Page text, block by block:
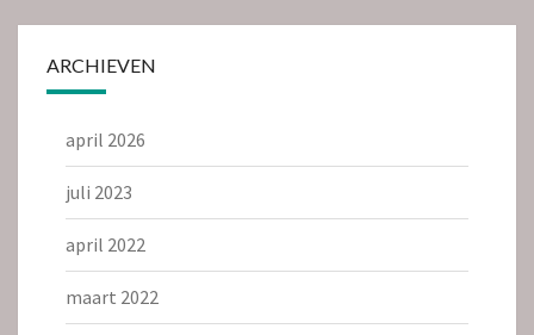
ARCHIEVEN
april 2026
juli 2023
april 2022
maart 2022